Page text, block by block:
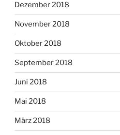
Dezember 2018
November 2018
Oktober 2018
September 2018
Juni 2018
Mai 2018
März 2018